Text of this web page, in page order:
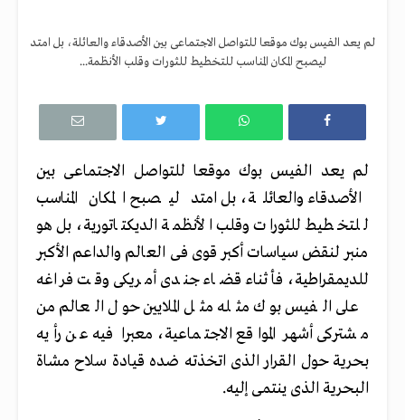
لم يعد الفيس بوك موقعا للتواصل الاجتماعى بين الأصدقاء والعائلة، بل امتد
ليصبح المكان المناسب للتخطيط للثورات وقلب الأنظمة...
لم يعد الفيس بوك موقعا للتواصل الاجتماعى بين
الأصدقاء والعائلة، بل امتد ليصبح المكان المناسب
للتخطيط للثورات وقلب الأنظمة الديكتاتورية، بل هو
منبر لنقض سياسات أكبر قوى فى العالم والداعم الأكبر
للديمقراطية، فأثناء قضاء جندى أمريكى وقت فراغه
على الفيس بوك مثله مثل الملايين حول العالم من
مشتركى أشهر المواقع الاجتماعية، معبرا فيه عن رأيه
بحرية حول القرار الذى اتخذته ضده قيادة سلاح مشاة
البحرية الذى ينتمى إليه.